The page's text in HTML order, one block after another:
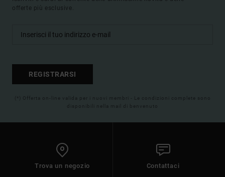
offerte più esclusive.
REGISTRARSI
(*) Offerta on-line valida per i nuovi membri - Le condizioni complete sono
disponibili nella mail di benvenuto
Trova un negozio Contattaci